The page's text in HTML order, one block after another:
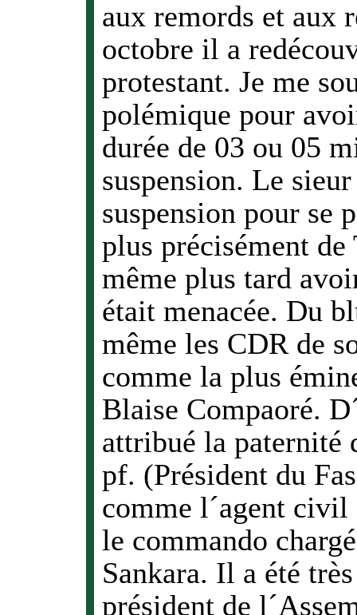
aux remords et aux
octobre il a
protestant. Je me
polémique pour
durée de 03 ou 05
suspension. Le
suspension pour se
plus précisément
même plus tard
était menacée. Du
même les CDR de
comme la plus
Blaise Compaoré.
attribué la paternité
pf. (Président du
comme l´agent
le commando
Sankara. Il a été
président de